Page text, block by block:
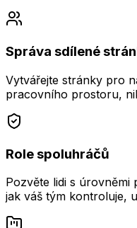
Správa sdílené
Vytvářejte stránky pro
pracovního prostoru,
Role spoluhráčů
Pozvěte lidi s úrovněmi
jak váš tým kontroluje,